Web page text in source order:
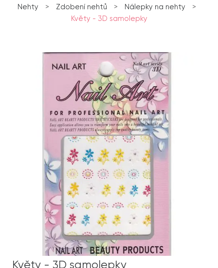
Nehty > Zdobení nehtů > Nálepky na nehty
>
Květy - 3D samolepky
Květy - 3D samolepky